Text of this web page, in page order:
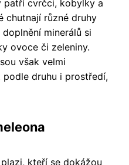
patří cvrčci, kobylky a
chutnají různé druhy
minerálů si
ovoce či zeleniny.
však velmi
podle druhu i prostředí,
kteří se dokážou